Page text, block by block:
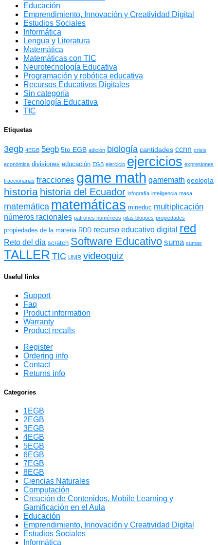
Educación
Emprendimiento, Innovación y Creatividad Digital
Estudios Sociales
Informática
Lengua y Literatura
Matemática
Matemáticas con TIC
Neurotecnología Educativa
Programación y robótica educativa
Recursos Educativos Digitales
Sin categoría
Tecnología Educativa
TIC
Etiquetas
3egb 4EGB 5egb 5to EGB adición biología cantidades ccnn crisis
económica divisiones educación EGB ejercicio ejercicios expresiones
fraccionarias fracciones game math gamemath geología
historia historia del Ecuador infografía inteligencia masa
matemática matemáticas mineduc multiplicación
números racionales patrones numéricos pilas bloques propiedades
propiedades de la materia RDD recurso educativo digital red
Reto del día scratch Software Educativo suma sumas
TALLER TIC UNIR videoquiz
Useful links
Support
Faq
Product information
Warranty
Product recalls
Register
Ordering info
Contact
Returns info
Categories
1EGB
2EGB
3EGB
4EGB
5EGB
6EGB
7EGB
8EGB
Ciencias Naturales
Computación
Creación de Contenidos, Mobile Learning y
Gamificación en el Aula
Educación
Emprendimiento, Innovación y Creatividad Digital
Estudios Sociales
Informática